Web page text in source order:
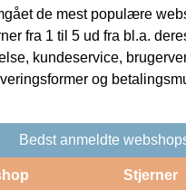
de mest populære
fra 1 til 5 ud fra bl.a.
kundeservice,
og
Bedst anmeldte
Stjerner